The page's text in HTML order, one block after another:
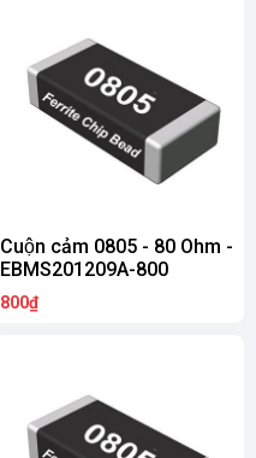
Cuộn cảm 0805 - 80 Ohm -
EBMS201209A-800
800₫